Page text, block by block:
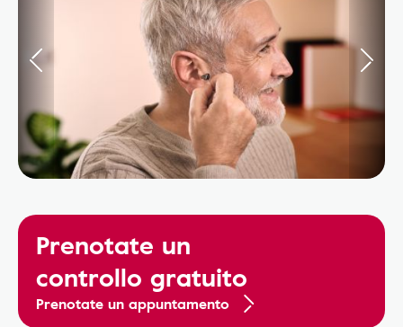
Prenotate un
controllo gratuito
Prenotate un appuntamento